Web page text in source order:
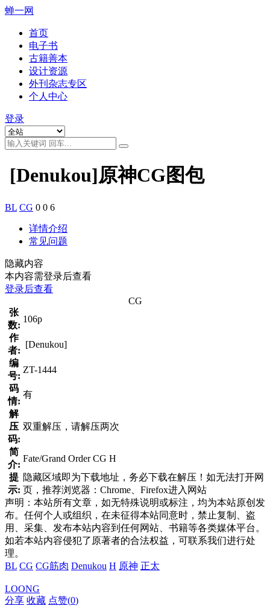
蝉一网
首页
电子书
古籍善本
设计资源
外刊杂志专区
个人中心
登录
[Denukou]原神CG图包
BL CG 0 0 6
详情介绍
常见问题
隐藏内容
本内容需登录后查看
登录后查看
CG
张
数:
106p
作
者:
[Denukou]
编
号:
ZT-1444
码
情:
有
解
压
码:
双重解压，请解压两次
简
介:
Fate/Grand Order CG H
提
示:
隐藏区域即为下载地址，务必下载在解压！如无法打开网
页，推荐浏览器：Chrome、Firefox进入网站
声明：本站所有文章，如无特殊说明或标注，均为本站原创发
布。任何个人或组织，在未征得本站同意时，禁止复制、盗
用、采集、发布本站内容到任何网站、书籍等各类媒体平台。
如若本站内容侵犯了原著者的合法权益，可联系我们进行处
理。
BL CG CG筋肉 Denukou H 原神 正太
LOONG
分享 收藏 点赞(0)